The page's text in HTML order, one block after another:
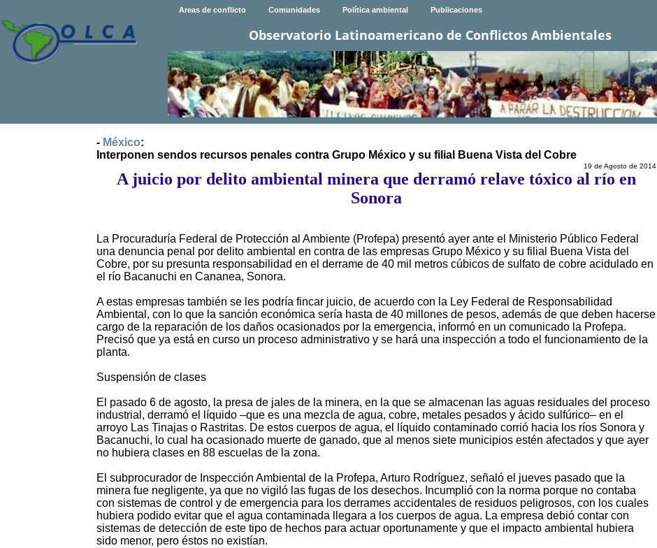
Areas de conflicto Comunidades Política ambiental Publicaciones
Observatorio Latinoamericano de Conflictos Ambientales
- México:
Interponen sendos recursos penales contra Grupo México y su filial Buena Vista del Cobre
19 de Agosto de 2014
A juicio por delito ambiental minera que derramó relave tóxico al río en
Sonora
La Procuraduría Federal de Protección al Ambiente (Profepa) presentó ayer ante el Ministerio Público Federal
una denuncia penal por delito ambiental en contra de las empresas Grupo México y su filial Buena Vista del
Cobre, por su presunta responsabilidad en el derrame de 40 mil metros cúbicos de sulfato de cobre acidulado en
el río Bacanuchi en Cananea, Sonora.
A estas empresas también se les podría fincar juicio, de acuerdo con la Ley Federal de Responsabilidad
Ambiental, con lo que la sanción económica sería hasta de 40 millones de pesos, además de que deben hacerse
cargo de la reparación de los daños ocasionados por la emergencia, informó en un comunicado la Profepa.
Precisó que ya está en curso un proceso administrativo y se hará una inspección a todo el funcionamiento de la
planta.
Suspensión de clases
El pasado 6 de agosto, la presa de jales de la minera, en la que se almacenan las aguas residuales del proceso
industrial, derramó el líquido –que es una mezcla de agua, cobre, metales pesados y ácido sulfúrico– en el
arroyo Las Tinajas o Rastritas. De estos cuerpos de agua, el líquido contaminado corrió hacia los ríos Sonora y
Bacanuchi, lo cual ha ocasionado muerte de ganado, que al menos siete municipios estén afectados y que ayer
no hubiera clases en 88 escuelas de la zona.
El subprocurador de Inspección Ambiental de la Profepa, Arturo Rodríguez, señaló el jueves pasado que la
minera fue negligente, ya que no vigiló las fugas de los desechos. Incumplió con la norma porque no contaba
con sistemas de control y de emergencia para los derrames accidentales de residuos peligrosos, con los cuales
hubiera podido evitar que el agua contaminada llegara a los cuerpos de agua. La empresa debió contar con
sistemas de detección de este tipo de hechos para actuar oportunamente y que el impacto ambiental hubiera
sido menor, pero éstos no existían.